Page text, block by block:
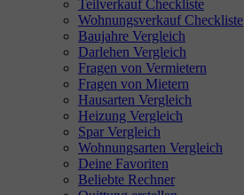
Teilverkauf Checkliste
Wohnungsverkauf Checkliste
Baujahre Vergleich
Darlehen Vergleich
Fragen von Vermietern
Fragen von Mietern
Hausarten Vergleich
Heizung Vergleich
Spar Vergleich
Wohnungsarten Vergleich
Deine Favoriten
Beliebte Rechner